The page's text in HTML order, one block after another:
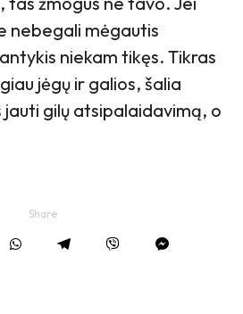
nebegali mėgautis
niekam tikęs. Tikras
jėgų ir galios, šalia
gilų atsipalaidavimą, o
Share